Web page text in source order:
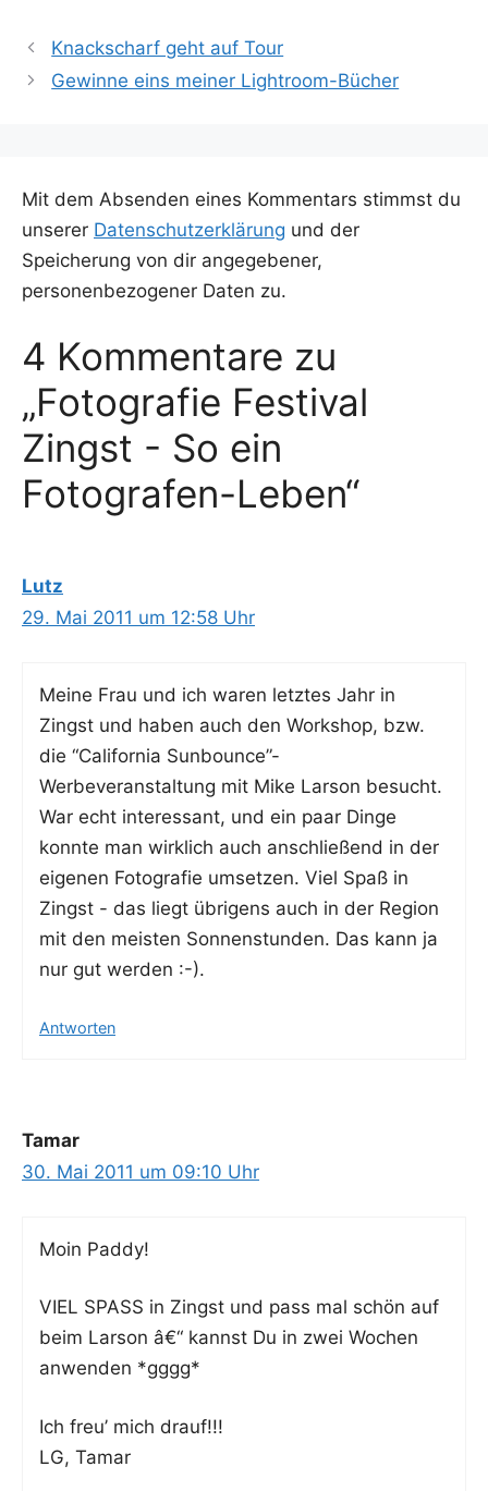
Knackscharf geht auf Tour
Gewinne eins meiner Lightroom-Bücher
Mit dem Absenden eines Kommentars stimmst du
unserer Datenschutzerklärung und der
Speicherung von dir angegebener,
personenbezogener Daten zu.
4 Kommentare zu
„Fotografie Festival
Zingst - So ein
Fotografen-Leben“
Lutz
29. Mai 2011 um 12:58 Uhr
Mei­ne Frau und ich waren letz­tes Jahr in
Zingst und haben auch den Work­shop, bzw.
die “Cali­for­nia Sunbounce”-
Werbeveranstaltung mit Mike Lar­son besucht.
War echt inter­es­sant, und ein paar Din­ge
konn­te man wirk­lich auch anschlie­ßend in der
eige­nen Foto­gra­fie umset­zen. Viel Spaß in
Zingst - das liegt übri­gens auch in der Regi­on
mit den meis­ten Son­nen­stun­den. Das kann ja
nur gut werden :-).
Antworten
Tamar
30. Mai 2011 um 09:10 Uhr
Moin Pad­dy!
VIEL SPASS in Zingst und pass mal schön auf
beim Lar­son â€“ kannst Du in zwei Wochen
anwen­den *gggg*
Ich freu’ mich drauf!!!
LG, Tamar